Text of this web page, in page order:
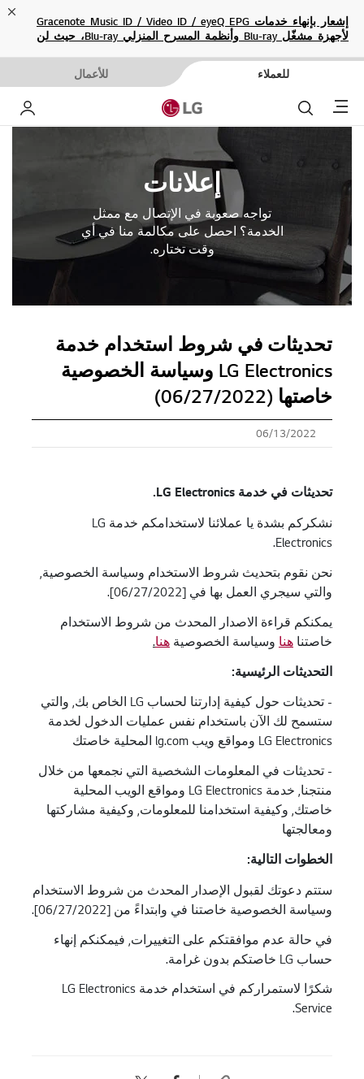
إشعار بإنهاء خدمات Gracenote Music ID / Video ID / eyeQ EPG
لأجهزة مشغّل Blu-ray وأنظمة المسرح المنزلي Blu-ray، حيث لن
للعملاء للأعمال
Menu بحث
إعلانات
تواجه صعوبة في الإتصال مع ممثل
الخدمة؟ احصل على مكالمة منا في أي
وقت تختاره.
تحديثات في شروط استخدام خدمة
LG Electronics وسياسة الخصوصية
خاصتها (06/27/2022)
06/13/2022
تحديثات في خدمة LG Electronics.
نشكركم بشدة يا عملائنا لاستخدامكم خدمة LG
Electronics.
نحن نقوم بتحديث شروط الاستخدام وسياسة الخصوصية,
والتي سيجري العمل بها في [06/27/2022].
يمكنكم قراءة الاصدار المحدث من شروط الاستخدام
خاصتنا هنا وسياسة الخصوصية هنا.
التحديثات الرئيسية:
- تحديثات حول كيفية إدارتنا لحساب LG الخاص بك, والتي
ستسمح لك الآن باستخدام نفس عمليات الدخول لخدمة
LG Electronics ومواقع ويب lg.com المحلية خاصتك
- تحديثات في المعلومات الشخصية التي نجمعها من خلال
منتجنا, خدمة LG Electronics ومواقع الويب المحلية
خاصتك, وكيفية استخدامنا للمعلومات, وكيفية مشاركتها
ومعالجتها
الخطوات التالية:
ستتم دعوتك لقبول الإصدار المحدث من شروط الاستخدام
وسياسة الخصوصية خاصتنا في وابتداءً من [06/27/2022].
في حالة عدم موافقتكم على التغييرات, فيمكنكم إنهاء
حساب LG خاصتكم بدون غرامة.
شكرًا لاستمراركم في استخدام خدمة LG Electronics
Service.